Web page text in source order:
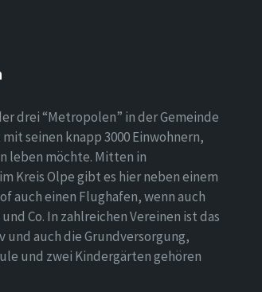
drei “Metropolen” in der Gemeinde
seinen knapp 3000 Einwohnern,
leben möchte. Mitten in
Kreis Olpe gibt es hier neben einem
auch einen Flughafen, wenn auch
Co. In zahlreichen Vereinen ist das
und auch die Grundversorgung,
und zwei Kindergärten gehören